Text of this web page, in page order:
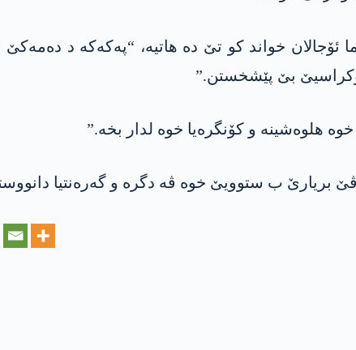
خواند کو تێ دە ھاتیە، “پەکەکە د دەمەکێ
بێ پێشخستن.”
ھلوەشینە و کۆنگرەیا خوە لدار بخە.”
بریارێ ب ستوویێ خوە ڤە دگرە و گەرەنتیا